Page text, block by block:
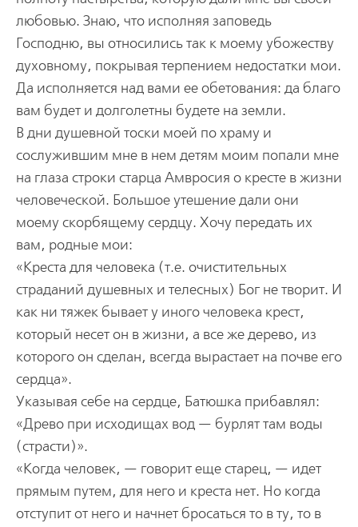
любовью. Знаю, что исполняя заповедь
Господню, вы относились так к моему убожеству
духовному, покрывая терпением недостатки мои.
Да исполняется над вами ее обетования: да благо
вам будет и долголетны будете на земли.
В дни душевной тоски моей по храму и
сослужившим мне в нем детям моим попали мне
на глаза строки старца Амвросия о кресте в жизни
человеческой. Большое утешение дали они
моему скорбящему сердцу. Хочу передать их
вам, родные мои:
«Креста для человека (т.е. очистительных
страданий душевных и телесных) Бог не творит. И
как ни тяжек бывает у иного человека крест,
который несет он в жизни, а все же дерево, из
которого он сделан, всегда вырастает на почве его
сердца».
Указывая себе на сердце, Батюшка прибавлял:
«Древо при исходищах вод — бурлят там воды
(страсти)».
«Когда человек, — говорит еще старец, — идет
прямым путем, для него и креста нет. Но когда
отступит от него и начнет бросаться то в ту, то в